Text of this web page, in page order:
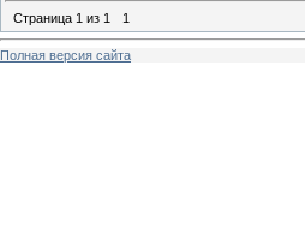
Страница 1 из 1 1
Полная версия сайта